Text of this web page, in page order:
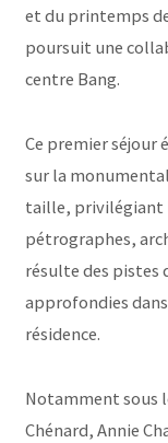
et du printemps
poursuit une
centre Bang.
Ce premier séjour
sur la
taille, privilégiant
pétrographes,
résulte des pistes
approfondies dans
résidence.
Notamment sous
Chénard, Annie